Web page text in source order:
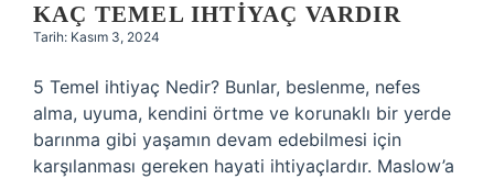
KAÇ TEMEL IHTIYAÇ VARDIR
Tarih: Kasım 3, 2024
5 Temel ihtiyaç Nedir? Bunlar, beslenme, nefes
alma, uyuma, kendini örtme ve korunaklı bir yerde
barınma gibi yaşamın devam edebilmesi için
karşılanması gereken hayati ihtiyaçlardır. Maslow’a